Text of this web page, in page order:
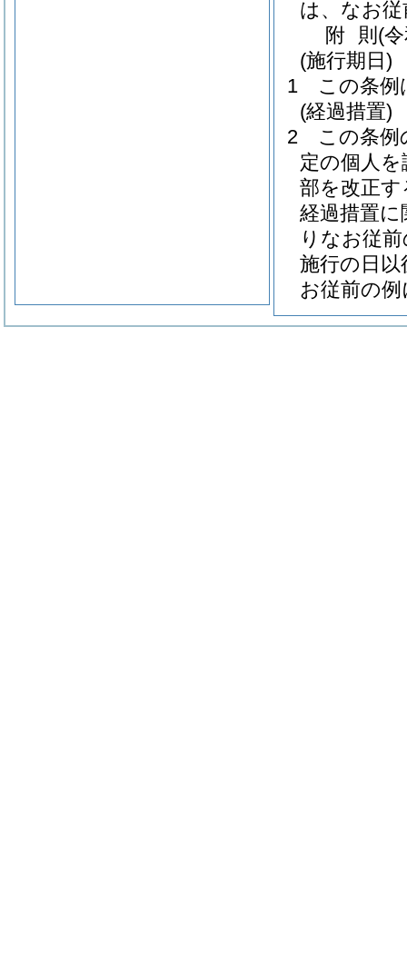
は、なお
附 則 (
(施行期日)
1
この条例
(経過措置)
2
この条例
定の個人
部を改正
経過措置
りなお従
施行の日
お従前の